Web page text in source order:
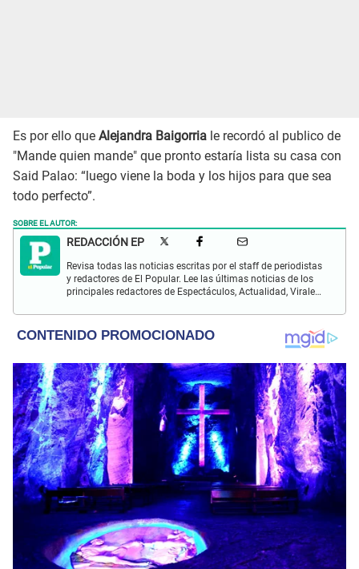
Es por ello que Alejandra Baigorria le recordó al publico de
"Mande quien mande" que pronto estaría lista su casa con
Said Palao: “luego viene la boda y los hijos para que sea
todo perfecto”.
SOBRE EL AUTOR:
REDACCIÓN EP
Revisa todas las noticias escritas por el staff de periodistas
y redactores de El Popular. Lee las últimas noticias de los
principales redactores de Espectáculos, Actualidad, Virales,